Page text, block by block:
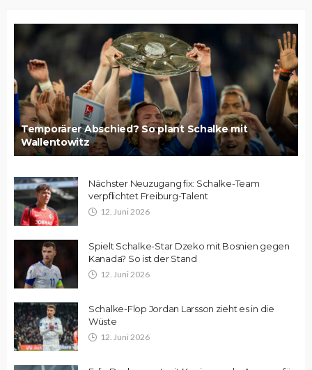
Temporärer Abschied? So plant Schalke mit
Wallentowitz
Nächster Neuzugang fix: Schalke-Team
verpflichtet Freiburg-Talent
12. Juni 2026
Spielt Schalke-Star Dzeko mit Bosnien gegen
Kanada? So ist der Stand
12. Juni 2026
Schalke-Flop Jordan Larsson zieht es in die
Wüste
12. Juni 2026